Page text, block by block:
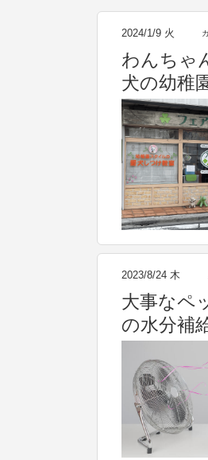
2024/1/9 火
わんちゃ
犬の幼稚
2023/8/24 木
大事なペ
の水分補